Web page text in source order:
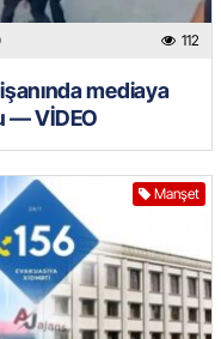
112
mediaya
— VİDEO
Manşet